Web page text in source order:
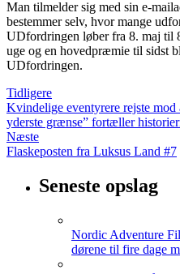
Man tilmelder sig med sin e-
bestemmer selv, hvor mange
UDfordringen løber fra 8. maj til
uge og en hovedpræmie til sidst
UDfordringen.
Tidligere
Kvindelige eventyrere rejste
yderste grænse” fortæller
Næste
Flaskeposten fra Luksus Land #7
Seneste opslag
Nordic Adventure
dørene til fire dage